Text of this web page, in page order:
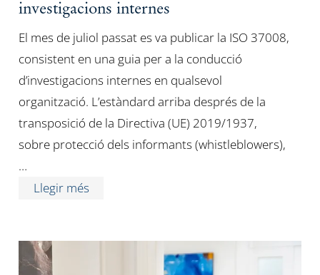
investigacions internes
El mes de juliol passat es va publicar la ISO 37008,
consistent en una guia per a la conducció
d’investigacions internes en qualsevol
organització. L’estàndard arriba després de la
transposició de la Directiva (UE) 2019/1937,
sobre protecció dels informants (whistleblowers),
…
Llegir més